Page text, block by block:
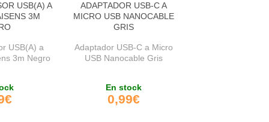
USB(A) A
3M
USB(A) a
3m Negro
ADAPTADOR USB-C A
MICRO USB NANOCABLE
GRIS
Adaptador USB-C a Micro
USB Nanocable Gris
En stock
0,99€